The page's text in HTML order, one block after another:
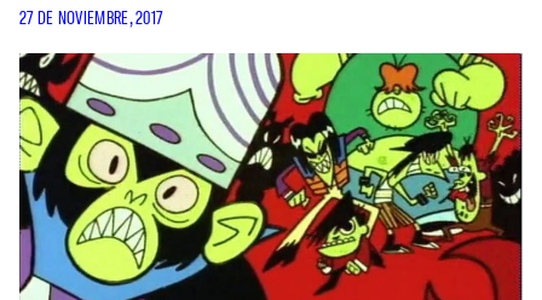
27 DE NOVIEMBRE, 2017